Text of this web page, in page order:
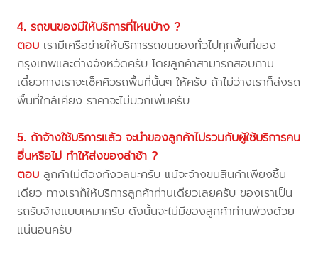
4. รถขนของมีให้บริการที่ไหนบ้าง ?
ตอบ เรามีเครือข่ายให้บริการรถขนของทั่วไปทุกพื้นที่ของ
กรุงเทพและต่างจังหวัดครับ โดยลูกค้าสามารถสอบถาม
เดี๋ยวทางเราจะเช็คคิวรถพื้นที่นั้นๆ ให้ครับ ถ้าไม่ว่างเราก็ส่งรถ
พื้นที่ใกล้เคียง ราคาจะไม่บวกเพิ่มครับ
5. ถ้าจ้างใช้บริการแล้ว จะนำของลูกค้าไปรวมกับผู้ใช้บริการคน
อื่นหรือไม่ ทำให้ส่งของล่าช้า ?
ตอบ ลูกค้าไม่ต้องกังวลนะครับ แม้จะจ้างขนสินค้าเพียงชิ้น
เดียว ทางเราก็ให้บริการลูกค้าท่านเดียวเลยครับ ของเราเป็น
รถรับจ้างแบบเหมาครับ ดังนั้นจะไม่มีของลูกค้าท่านพ่วงด้วย
แน่นอนครับ